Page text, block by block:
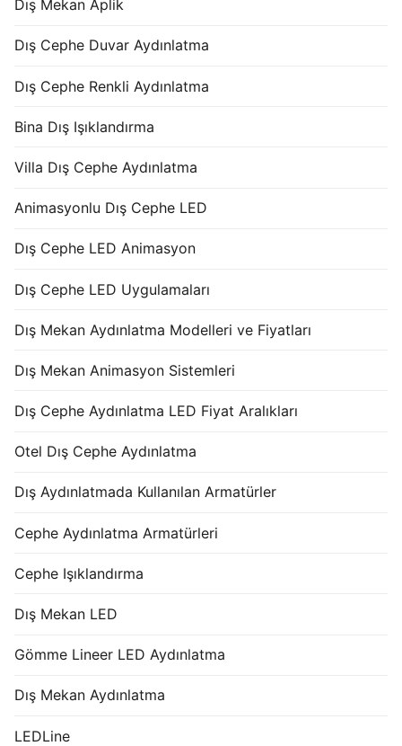
Dış Mekan Aplik
Dış Cephe Duvar Aydınlatma
Dış Cephe Renkli Aydınlatma
Bina Dış Işıklandırma
Villa Dış Cephe Aydınlatma
Animasyonlu Dış Cephe LED
Dış Cephe LED Animasyon
Dış Cephe LED Uygulamaları
Dış Mekan Aydınlatma Modelleri ve Fiyatları
Dış Mekan Animasyon Sistemleri
Dış Cephe Aydınlatma LED Fiyat Aralıkları
Otel Dış Cephe Aydınlatma
Dış Aydınlatmada Kullanılan Armatürler
Cephe Aydınlatma Armatürleri
Cephe Işıklandırma
Dış Mekan LED
Gömme Lineer LED Aydınlatma
Dış Mekan Aydınlatma
LEDLine